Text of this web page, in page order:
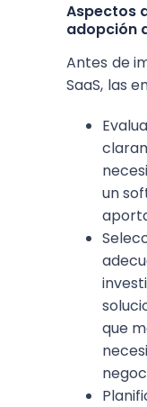
Aspectos
adopción
Antes de
SaaS, las
un
que